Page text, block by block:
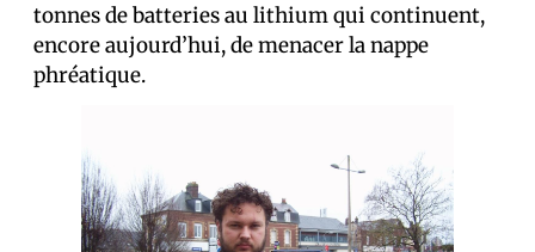
tonnes de batteries au lithium qui continuent,
encore aujourd’hui, de menacer la nappe
phréatique.